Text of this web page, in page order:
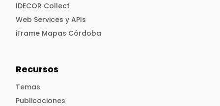
IDECOR Collect
Web Services y APIs
iFrame Mapas Córdoba
Recursos
Temas
Publicaciones